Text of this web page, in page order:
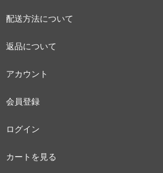
配送方法について
返品について
アカウント
会員登録
ログイン
カートを見る